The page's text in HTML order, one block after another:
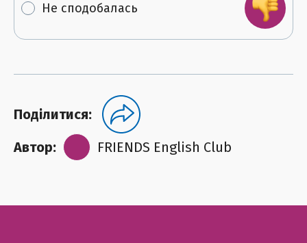
Не сподобалась
Поділитися:
Автор:
FRIENDS English Club